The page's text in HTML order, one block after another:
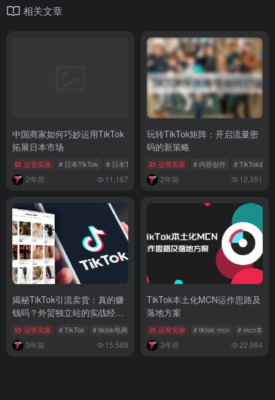
相关文章
中国商家如何巧妙运用TikTok
拓展日本市场
运营实操 # 日本TikTok # 日本TikTok下载 # TikTok日本市场
2年前 11,167
玩转TikTok矩阵：开启流量密
码的新策略
运营实操 # 内容创作 # TikTok账号
2年前 12,351
揭秘TikTok引流卖货：真的赚
钱吗？外贸独立站的实战经验
分享运营实操 # TikTok # tiktok电商 # tiktok直播
3年前 15,588
TikTok本土化MCN运作思路及
落地方案
运营实操 # tiktok mcn # mcn本土
3年前 22,984